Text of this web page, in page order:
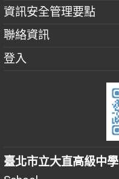
資訊安全管理要點
聯絡資訊
登入
臺北市立大直高級中學